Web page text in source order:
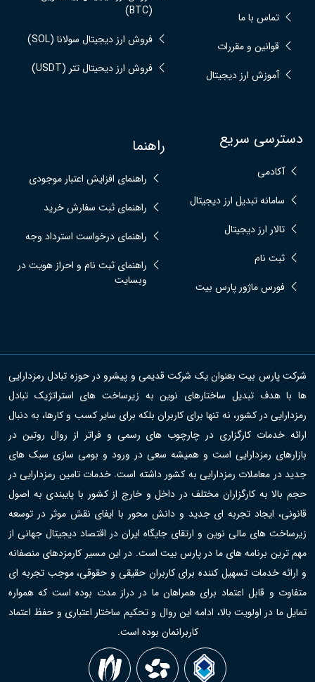
تماس با ما
قوانین و مقررات
آموزش ارز دیجیتال
(BTC)
فروش ارز دیجیتال سولانا (SOL)
فروش ارز دیحیتال تتر (USDT)
دسترسی سریع
آکادمی
سامانه تبدیل ارز دیجیتال
تالار ارز دیجیتال
ثبت نام
فورس ماژور پارس بیت
راهنما
راهنمای افزایش اعتبار موجودی
راهنمای ثبت سفارش خرید
راهنمای درخواست استرداد وجه
راهنمای ثبت نام و احراز هویت در
وبسایت
شرکت پارس بیت بعنوان یک شرکت قدیمی و پیشرو در حوزه تبادل رمزدارایی
ها با هدف تبدیل ساختارهای نوین به زیرساخت های استراتژیک تبادل
رمزدارایی در کشور، نه تنها برای کاربران بلکه برای سایر کسب و کارها، به دنبال
ارائه خدمات کارگزاری در چارچوب های رسمی و فراتر از روال روتین در
بازارهای رمزدارایی است و همیشه سعی در ورود و بومی سازی سبک های
جدید در معاملات رمزدارایی به کشور داشته است. خدمات تامین رمزدارایی در
حجم بالا به کارگزاران مختلف در داخل و خارج از کشور با پایبندی به اصول
قانونی، ایجاد تجربه ای جدید و دانش محور با ایفای نقش موثر در توسعه
زیرساخت های مالی نوین و ارتقای جایگاه ایران در اقتصاد دیجیتال جهانی از
مهم ترین برنامه های ما در پارس بیت است. در این مسیر کارمزدهای منصفانه
و ارائه خدمات تسهیل کننده برای کاربران حقیقی و حقوقی، موجب تجربه ای
متفاوت و قابل اعتماد برای همراهان ما در دراز مدت بوده است که همواره
تمایل ما در اولویت بالا، ادامه این روال و تحکیم ساختار اعتباری و حفظ اعتماد
کاربرانمان بوده است.